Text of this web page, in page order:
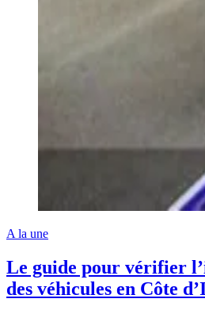
A la une
Le guide pour vérifier
des véhicules en Côte